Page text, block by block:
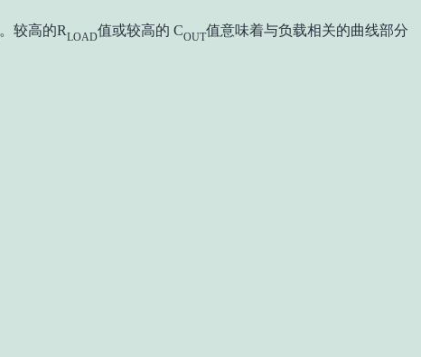
。较高的RLOAD值或较高的 COUT值意味着与负载相关的曲线部分